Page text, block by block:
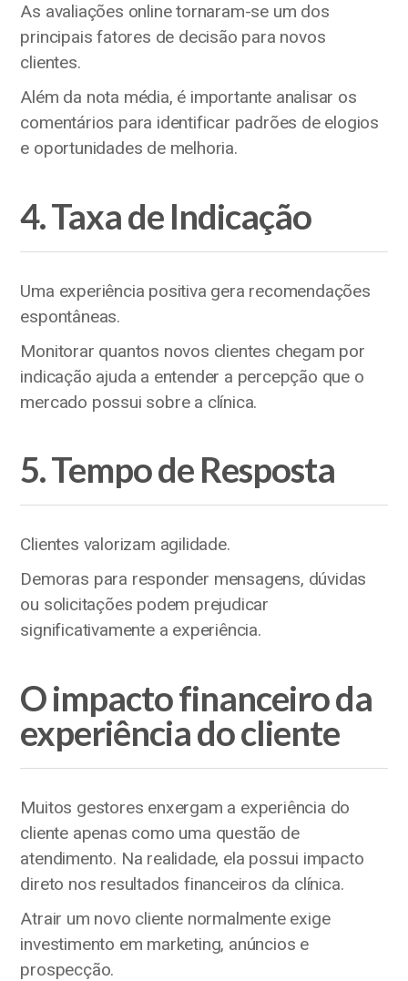
As avaliações online tornaram-se um dos
principais fatores de decisão para novos
clientes.
Além da nota média, é importante analisar os
comentários para identificar padrões de elogios
e oportunidades de melhoria.
4. Taxa de Indicação
Uma experiência positiva gera recomendações
espontâneas.
Monitorar quantos novos clientes chegam por
indicação ajuda a entender a percepção que o
mercado possui sobre a clínica.
5. Tempo de Resposta
Clientes valorizam agilidade.
Demoras para responder mensagens, dúvidas
ou solicitações podem prejudicar
significativamente a experiência.
O impacto financeiro da
experiência do cliente
Muitos gestores enxergam a experiência do
cliente apenas como uma questão de
atendimento. Na realidade, ela possui impacto
direto nos resultados financeiros da clínica.
Atrair um novo cliente normalmente exige
investimento em marketing, anúncios e
prospecção.